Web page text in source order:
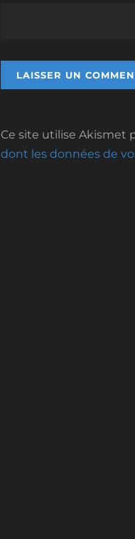
Ce site utilise Akismet
dont les données de